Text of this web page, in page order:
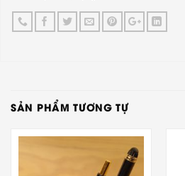
SẢN PHẨM TƯƠNG TỰ